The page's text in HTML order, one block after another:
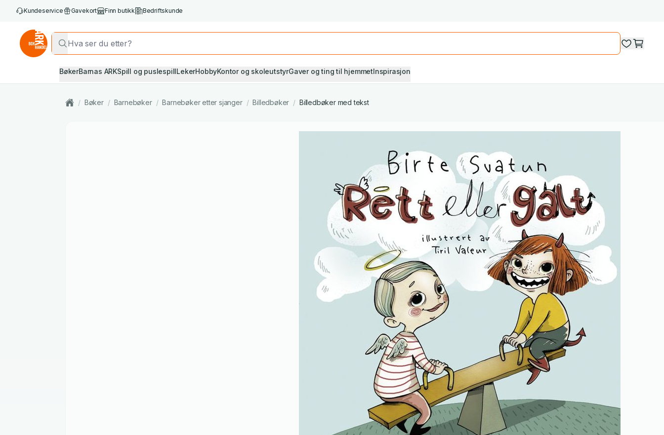
Kundeservice Gavekort Finn butikk Bedriftskunde
BøkerBarnas ARKSpill og puslespillLekerHobbyKontor og skoleutstyrGaver og ting til hjemmetInspirasjon
/ Bøker / Barnebøker / Barnebøker etter sjanger / Billedbøker / Billedbøker med tekst